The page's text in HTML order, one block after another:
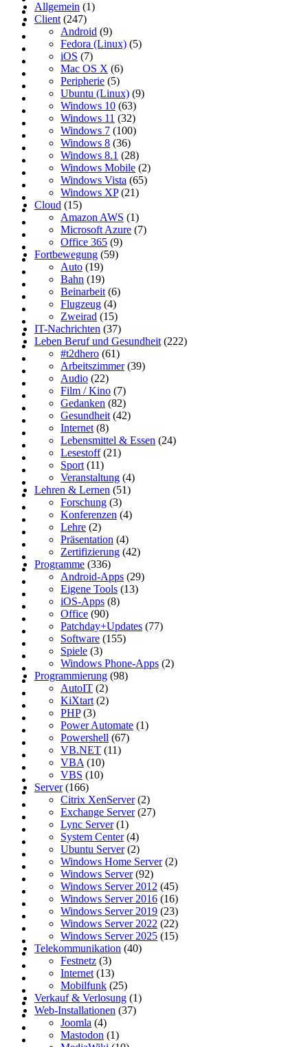
Allgemein (1)
Client (247)
Android (9)
Fedora (Linux) (5)
iOS (7)
Mac OS X (6)
Peripherie (5)
Ubuntu (Linux) (9)
Windows 10 (63)
Windows 11 (32)
Windows 7 (100)
Windows 8 (36)
Windows 8.1 (28)
Windows Mobile (2)
Windows Vista (65)
Windows XP(21)
Cloud (15)
Amazon AWS (1)
Microsoft Azure (7)
Office 365 (9)
Fortbewegung (59)
Auto (19)
Bahn (19)
Beinarbeit (6)
Flugzeug (4)
Zweirad (15)
IT-Nachrichten (37)
Leben Beruf und Gesundheit (222)
#t2dhero (61)
Arbeitszimmer(39)
Audio (22)
Film / Kino (7)
Gedanken (82)
Gesundheit (42)
Internet (8)
Lebensmittel & Essen (24)
Lesestoff(21)
Sport (11)
Veranstaltung (4)
Lehren & Lernen (51)
Forschung (3)
Konferenzen (4)
Lehre (2)
Präsentation (4)
Zertifizierung (42)
Programme (336)
Android-Apps (29)
Eigene Tools (13)
iOS-Apps (8)
Office (90)
Patchday+Updates (77)
Software (155)
Spiele (3)
Windows Phone-Apps (2)
Programmierung (98)
AutoIT (2)
KiXtart (2)
PHP(3)
Power Automate (1)
Powershell (67)
VB.NET (11)
VBA (10)
VBS (10)
Server(166)
Citrix XenServer(2)
Exchange Server(27)
Lync Server(1)
System Center(4)
Ubuntu Server(2)
Windows Home Server(2)
Windows Server(92)
Windows Server 2012 (45)
Windows Server 2016 (16)
Windows Server 2019 (23)
Windows Server 2022 (22)
Windows Server 2025 (15)
Telekommunikation (40)
Festnetz (3)
Internet (13)
Mobilfunk (25)
Verkauf & Verlosung (1)
Web-Installationen (37)
Joomla (4)
Mastodon (1)